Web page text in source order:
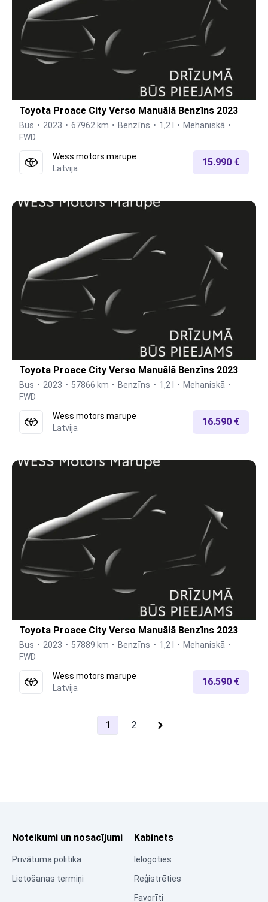
Toyota Proace City Verso Manuālā Benzīns 2023
Bus 2023 67962 km Benzīns 1,2 l
Mehaniskā
FWD
Wess motors marupe
Latvija
15.990 €
Toyota Proace City Verso Manuālā Benzīns 2023
Bus 2023 57866 km Benzīns 1,2 l
Mehaniskā
FWD
Wess motors marupe
Latvija
16.590 €
Toyota Proace City Verso Manuālā Benzīns 2023
Bus 2023 57889 km Benzīns 1,2 l
Mehaniskā
FWD
Wess motors marupe
Latvija
16.590 €
1 2
next
Noteikumi un nosacījumi
Privātuma politika
Lietošanas termiņi
Kabinets
Ielogoties
Reģistrēties
Favorīti